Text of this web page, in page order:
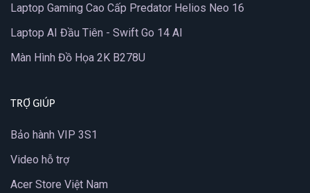
Laptop Gaming Cao Cấp Predator Helios Neo 16
Laptop AI Đầu Tiên - Swift Go 14 AI
Màn Hình Đồ Họa 2K B278U
TRỢ GIÚP
Bảo hành VIP 3S1
Video hỗ trợ
Acer Store Việt Nam